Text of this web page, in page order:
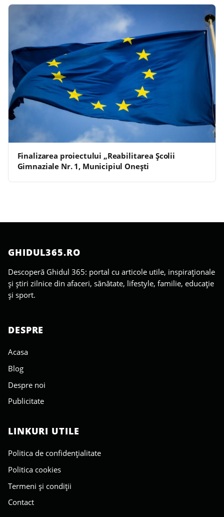
Finalizarea proiectului „Reabilitarea Școlii
Gimnaziale Nr. 1, Municipiul Onești
GHIDUL365.RO
Descoperă Ghidul 365: portal cu articole utile, inspiraționale
și știri zilnice din afaceri, sănătate, lifestyle, familie, educație
și sport.
DESPRE
Acasa
Blog
Despre noi
Publicitate
LINKURI UTILE
Politica de confidențialitate
Politica cookies
Termeni și condiții
Contact